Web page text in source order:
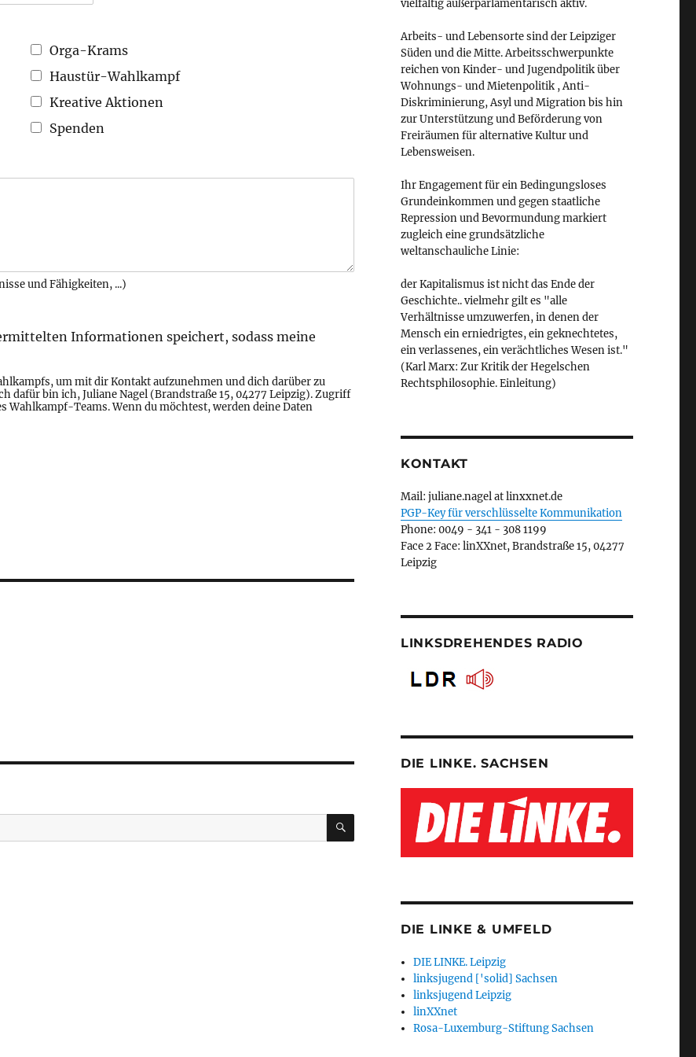
Orga-Krams
Haustür-Wahlkampf
Kreative Aktionen
Spenden
und Fähigkeiten, ...)
Informationen speichert, sodass meine
um mit dir Kontakt aufzunehmen und dich darüber zu
bin ich, Juliane Nagel (Brandstraße 15, 04277 Leipzig). Zugriff
Wahlkampf-Teams. Wenn du möchtest, werden deine Daten
SUCHEN
vielfältig außerparlamentarisch aktiv.
Arbeits- und Lebensorte sind der Leipziger
Süden und die Mitte. Arbeitsschwerpunkte
reichen von Kinder- und Jugendpolitik über
Wohnungs- und Mietenpolitik , Anti-
Diskriminierung, Asyl und Migration bis hin
zur Unterstützung und Beförderung von
Freiräumen für alternative Kultur und
Lebensweisen.
Ihr Engagement für ein Bedingungsloses
Grundeinkommen und gegen staatliche
Repression und Bevormundung markiert
zugleich eine grundsätzliche
weltanschauliche Linie:
der Kapitalismus ist nicht das Ende der
Geschichte.. vielmehr gilt es "alle
Verhältnisse umzuwerfen, in denen der
Mensch ein erniedrigtes, ein geknechtetes,
ein verlassenes, ein verächtliches Wesen ist."
(Karl Marx: Zur Kritik der Hegelschen
Rechtsphilosophie. Einleitung)
KONTAKT
Mail: juliane.nagel at linxxnet.de
PGP-Key für verschlüsselte Kommunikation
Phone: 0049 - 341 - 308 1199
Face 2 Face: linXXnet, Brandstraße 15, 04277
Leipzig
LINKSDREHENDES RADIO
DIE LINKE. SACHSEN
DIE LINKE & UMFELD
DIE LINKE. Leipzig
linksjugend ['solid] Sachsen
linksjugend Leipzig
linXXnet
Rosa-Luxemburg-Stiftung Sachsen